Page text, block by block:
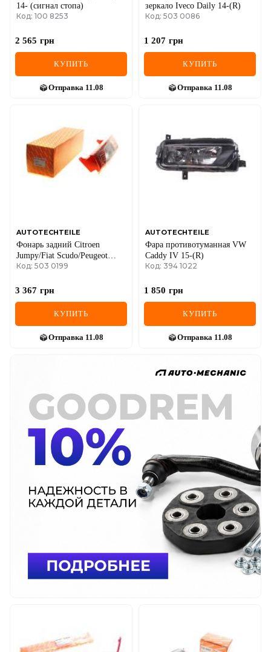
14- (сигнал стопа)
Код: 100 8253
2 565 грн
КУПИТЬ
Отправка 11.08
зеркало Iveco Daily 14-(R)
Код: 503 0086
1 207 грн
КУПИТЬ
Отправка 11.08
AUTOTECHTEILE
Фонарь задний Citroen
Jumpy/Fiat Scudo/Peugeot
Expert 07-(L)
Код: 503 0199
3 367 грн
КУПИТЬ
Отправка 11.08
AUTOTECHTEILE
Фара противотуманная VW
Caddy IV 15-(R)
Код: 394 1022
1 850 грн
КУПИТЬ
Отправка 11.08